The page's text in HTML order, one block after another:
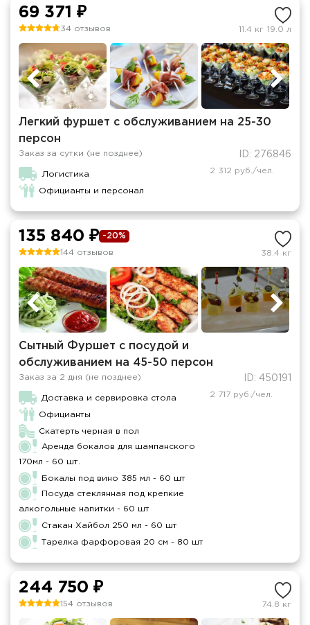
69 371 ₽
34 отзывов 11.4 кг 19.0 л
Легкий фуршет с обслуживанием на 25-30
персон
Заказ за сутки (не позднее) ID: 276846
Логистика
Официанты и персонал
2 312 руб./чел.
135 840 ₽ -20%
144 отзывов 38.4 кг
Сытный Фуршет с посудой и
обслуживанием на 45-50 персон
Заказ за 2 дня (не позднее) ID: 450191
Доставка и сервировка стола
Официанты
Скатерть черная в пол
Аренда бокалов для шампанского
170мл - 60 шт.
Бокалы под вино 385 мл - 60 шт
Посуда стеклянная под крепкие
алкогольные напитки - 60 шт
Стакан Хайбол 250 мл - 60 шт
Тарелка фарфоровая 20 см - 80 шт
2 717 руб./чел.
244 750 ₽
154 отзывов 74.8 кг